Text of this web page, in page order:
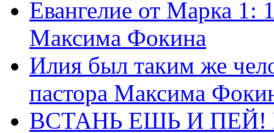
Евангелие от Марка 1:
Максима Фокина
Илия был таким же
пастора Максима
ВСТАНЬ ЕШЬ И ПЕЙ!